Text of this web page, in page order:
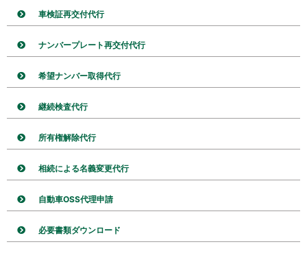
車検証再交付代行
ナンバープレート再交付代行
希望ナンバー取得代行
継続検査代行
所有権解除代行
相続による名義変更代行
自動車OSS代理申請
必要書類ダウンロード